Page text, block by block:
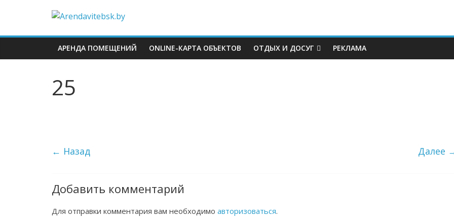
АРЕНДА ПОМЕЩЕНИЙ ONLINE-КАРТА ОБЪЕКТОВ ОТДЫХ И ДОСУГ РЕКЛАМА
25
← Назад Далее
Добавить комментарий
Для отправки комментария вам необходимо авторизоваться.